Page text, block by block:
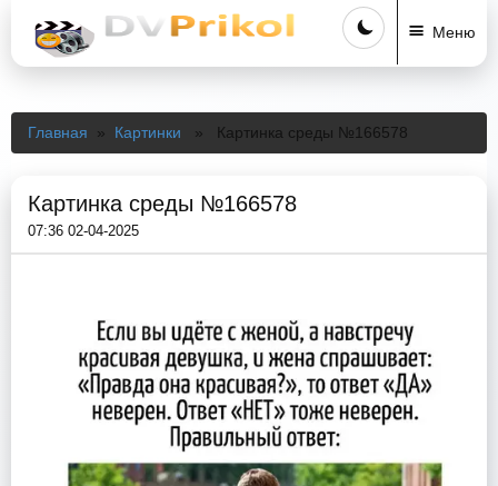
Меню
Главная » Картинки » Картинка среды №166578
Картинка среды №166578
07:36 02-04-2025